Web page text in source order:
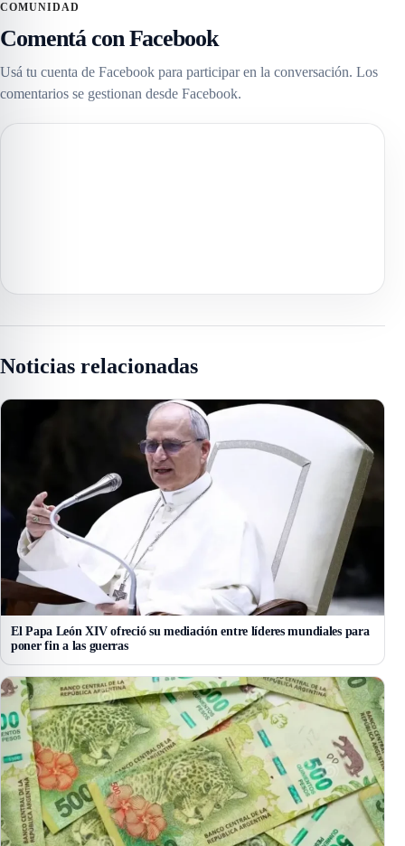
COMUNIDAD
Comentá con Facebook
Usá tu cuenta de Facebook para participar en la conversación. Los
comentarios se gestionan desde Facebook.
Noticias relacionadas
El Papa León XIV ofreció su mediación entre líderes mundiales para
poner fin a las guerras